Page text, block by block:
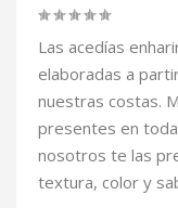
Las acedías
elaboradas a
nuestras costas.
presentes en
nosotros te las
textura, color y